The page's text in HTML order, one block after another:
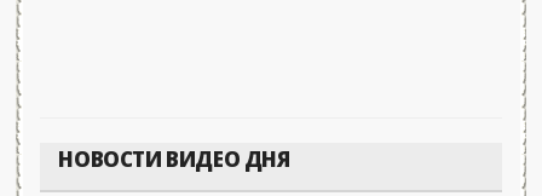
НОВОСТИ ВИДЕО ДНЯ